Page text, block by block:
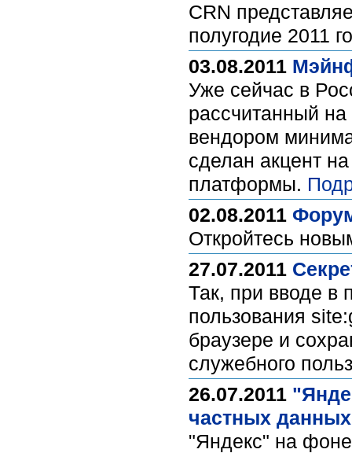
CRN
полугодие 2011
03.08.2011
Уже сейчас в
рассчитанный
вендором
сделан акцент
платформы.
02.08.2011
Откройтесь
27.07.2011
Так, при вводе в
пользования
браузере и
служебного
26.07.2011
частных данных
"Яндекс" на